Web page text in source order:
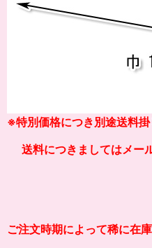
※特別価格につき別途送料掛
送料につきましてはメー
ご注文時期によって稀に在